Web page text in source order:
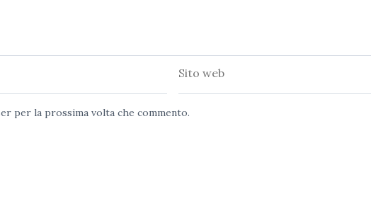
per la prossima volta che commento.